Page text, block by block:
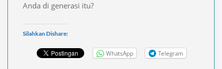
Anda di generasi itu?
Silahkan Dishare:
WhatsApp Telegram